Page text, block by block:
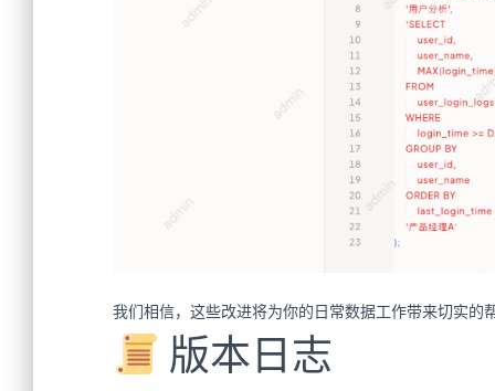
我们相信，这些改进将为你的日常数据工作带来切实的
版本日志